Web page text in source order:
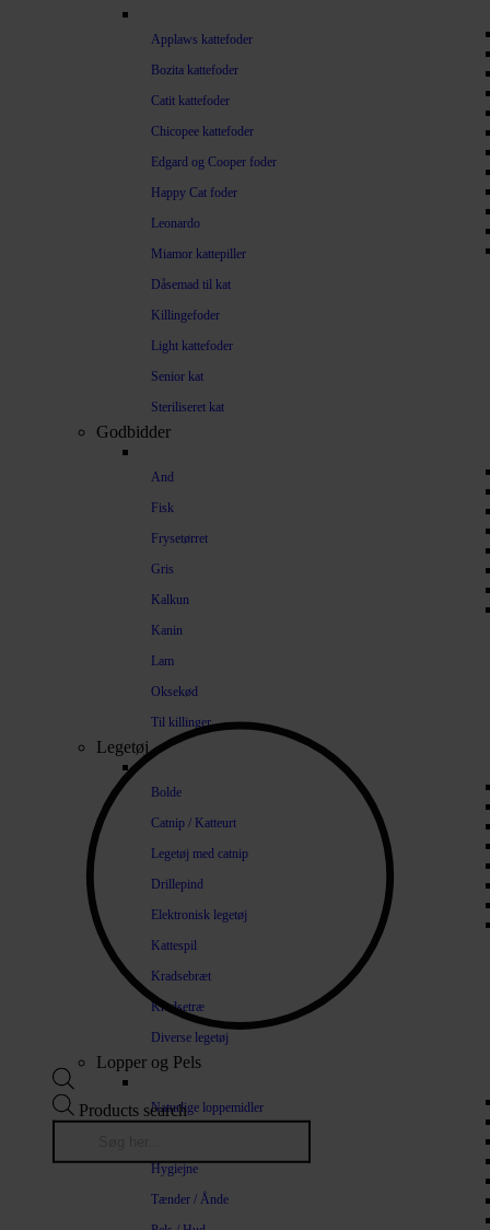
Applaws kattefoder
Bozita kattefoder
Catit kattefoder
Chicopee kattefoder
Edgard og Cooper foder
Happy Cat foder
Leonardo
Miamor kattepiller
Dåsemad til kat
Killingefoder
Light kattefoder
Senior kat
Steriliseret kat
Godbidder
And
Fisk
Frysetørret
Gris
Kalkun
Kanin
Lam
Oksekød
Til killinger
Legetøj
Bolde
Catnip / Katteurt
Legetøj med catnip
Drillepind
Elektronisk legetøj
Kattespil
Kradsebræt
Kradsetræ
Diverse legetøj
Lopper og Pels
Naturlige loppemidler
Hygiejne
Tænder / Ånde
Products search